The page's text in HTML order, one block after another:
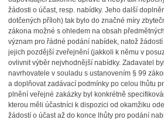
žádosti o účast, resp. nabídky. Jeho další
dotčených příloh) tak bylo do značné míry
zákona možné s ohledem na obsah
význam pro řádné podání nabídek, natož
jejich pozdější zveřejnění (jakkoli k němu v
ovlivnit výběr nejvhodnější nabídky. Zadavatel
navrhovatele v souladu s ustanovením § 99
a doplňovat zadávací podmínky po celou lhůtu
plnění veřejné zakázky byl konkrétně
kterou měli účastníci k dispozici od okamžiku
žádostí o účast až do konce lhůty pro podání